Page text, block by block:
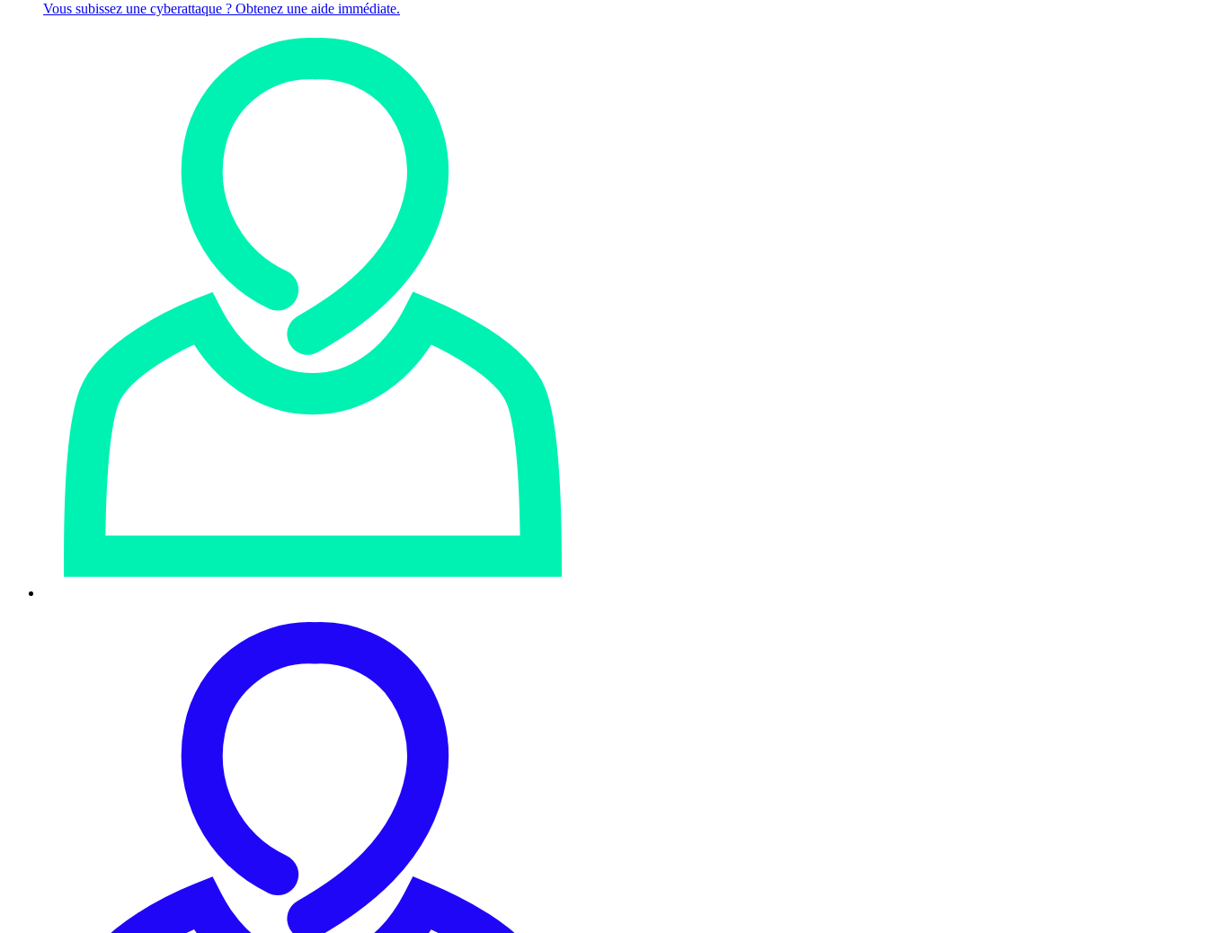
Vous subissez une cyberattaque ? Obtenez une aide immédiate.